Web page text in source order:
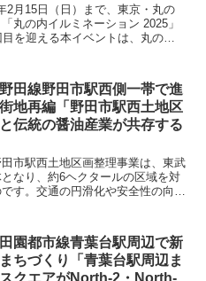
2月15日（日）まで、東京・丸の
丸の内イルミネーション 2025」
を迎える本イベントは、丸の内
田線野田市駅西側一帯で進
地再編「野田市駅西土地区
伝統の醤油産業が共存する
市駅西土地区画整理事業は、東武
なり、約6ヘクタールの区域を対
す。交通の円滑化や安全性の向上
園都市線青葉台駅周辺で新
ちづくり「青葉台駅周辺ま
クエアがNorth-2・North-